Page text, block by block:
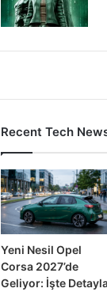
Recent Tech
Yeni Nesil Opel
Corsa 2027’de
Geliyor: İşte